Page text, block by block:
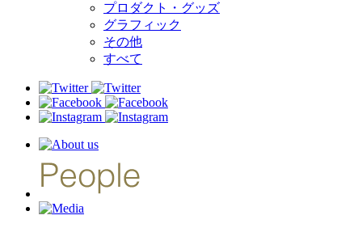
プロダクト・グッズ
グラフィック
その他
すべて